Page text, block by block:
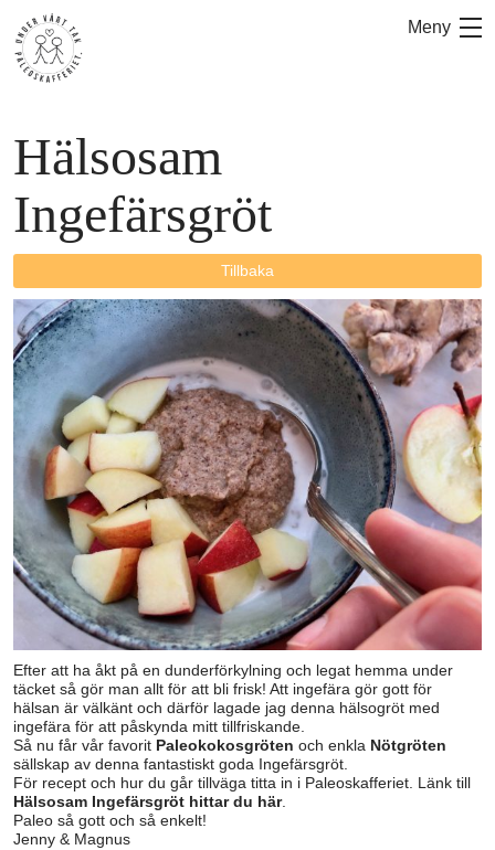
innehåll
Meny
Hälsosam
Ingefärsgröt
Tillbaka
Efter att ha åkt på en dunderförkylning och legat hemma under
täcket så gör man allt för att bli frisk! Att ingefära gör gott för
hälsan är välkänt och därför lagade jag denna hälsogröt med
ingefära för att påskynda mitt tillfriskande.
Så nu får vår favorit Paleokokosgröten och enkla Nötgröten
sällskap av denna fantastiskt goda Ingefärsgröt.
För recept och hur du går tillväga titta in i Paleoskafferiet. Länk till
Hälsosam Ingefärsgröt hittar du här.
Paleo så gott och så enkelt!
Jenny & Magnus